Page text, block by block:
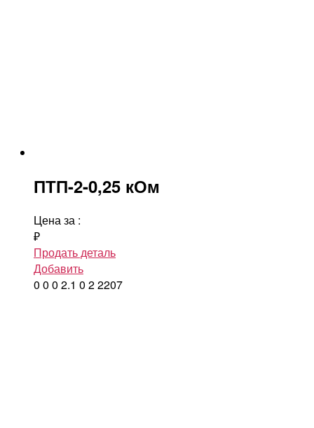
ПТП-2-0,25 кОм
Цена за :
₽
Продать деталь
Добавить
0 0 0 2.1 0 22207